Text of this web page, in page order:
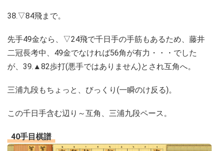
38.▽84飛まで。
先手49金なら、▽24飛で千日手の手筋もあるため、藤井
二冠長考中、49金でなければ56角が有力・・・でした
が、39.▲82歩打(悪手ではありません)とされ互角へ。
三浦九段もちょっと、びっくり(一瞬のけ反る)。
この千日手含む辺り～互角、三浦九段ペース。
40手目棋譜